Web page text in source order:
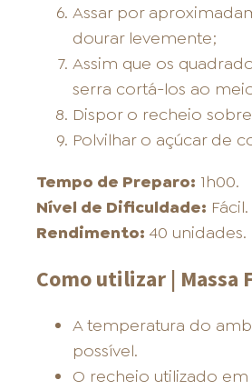
Assar por
dourar levemente;
Assim que os
serra cortá-los ao
Dispor o recheio
Polvilhar o açúcar de
Tempo de Preparo: 1h00.
Nível de Dificuldade: Fácil.
Rendimento: 40 unidades.
Como utilizar | Massa
A temperatura do
possível.
O recheio utilizado